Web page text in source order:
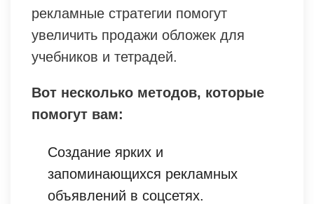
рекламные стратегии помогут
увеличить продажи обложек для
учебников и тетрадей.
Вот несколько методов, которые
помогут вам:
Создание ярких и
запоминающихся рекламных
объявлений в соцсетях.